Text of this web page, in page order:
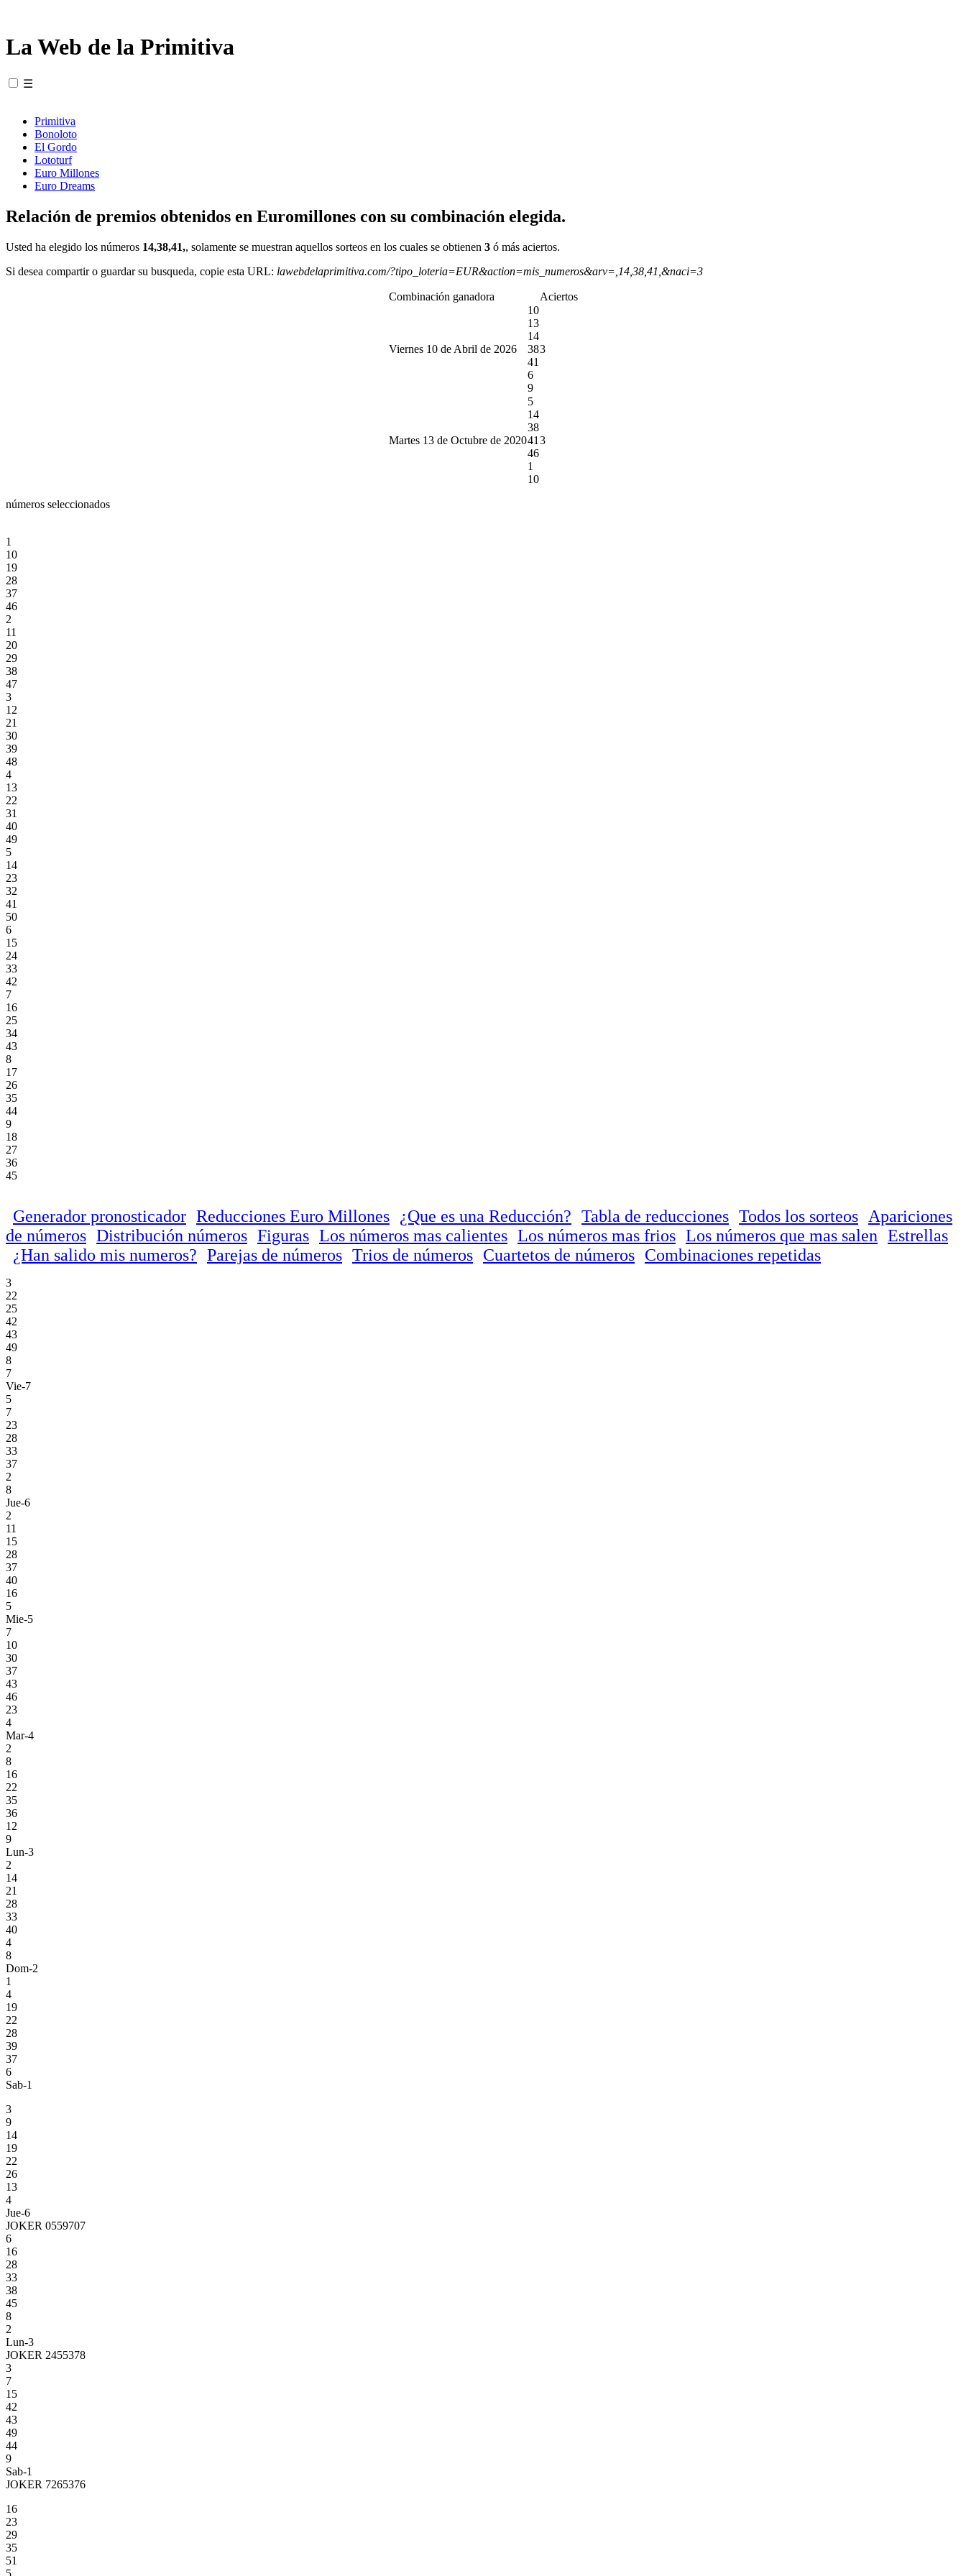
La Web de la Primitiva
☰
Primitiva
Bonoloto
El Gordo
Lototurf
Euro Millones
Euro Dreams
Relación de premios obtenidos en Euromillones con su combinación elegida.
Usted ha elegido los números 14,38,41,, solamente se muestran aquellos sorteos en los cuales se obtienen 3 ó más aciertos.
Si desea compartir o guardar su busqueda, copie esta URL: lawebdelaprimitiva.com/?tipo_loteria=EUR&action=mis_numeros&arv=,14,38,41,&naci=3
Combinación ganadora Aciertos
Viernes 10 de Abril de 2026
10
13
14
38
41
6
9
3
Martes 13 de Octubre de 2020
5
14
38
41
46
1
10
3
números seleccionados
1
10
19
28
37
46
2
11
20
29
38
47
3
12
21
30
39
48
4
13
22
31
40
49
5
14
23
32
41
50
6
15
24
33
42
7
16
25
34
43
8
17
26
35
44
9
18
27
36
45
Generador pronosticador Reducciones Euro Millones ¿Que es una Reducción? Tabla de reducciones Todos los sorteos
Apariciones
de números Distribución números Figuras Los números mas calientes Los números mas frios Los números que mas salen Estrellas
¿Han salido mis numeros? Parejas de números Trios de números Cuartetos de números Combinaciones repetidas
3
22
25
42
43
49
8
7
Vie-7
5
7
23
28
33
37
2
8
Jue-6
2
11
15
28
37
40
16
5
Mie-5
7
10
30
37
43
46
23
4
Mar-4
2
8
16
22
35
36
12
9
Lun-3
2
14
21
28
33
40
4
8
Dom-2
1
4
19
22
28
39
37
6
Sab-1
3
9
14
19
22
26
13
4
Jue-6
JOKER 0559707
6
16
28
33
38
45
8
2
Lun-3
JOKER 2455378
3
7
15
42
43
49
44
9
Sab-1
JOKER 7265376
16
23
29
35
51
5